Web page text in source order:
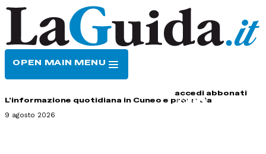
OPEN MAIN MENU
accedi abbonati
L'informazione quotidiana in Cuneo e provincia
9 agosto 2026